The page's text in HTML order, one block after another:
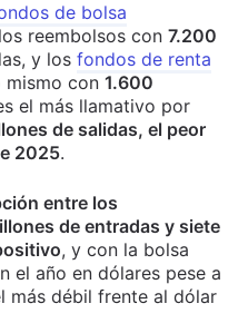
de bolsa
reembolsos con 7.200
y los fondos de renta
mismo con 1.600
el más llamativo por
de salidas, el peor
2025.
entre los
de entradas y siete
, y con la bolsa
el año en dólares pese a
más débil frente al dólar